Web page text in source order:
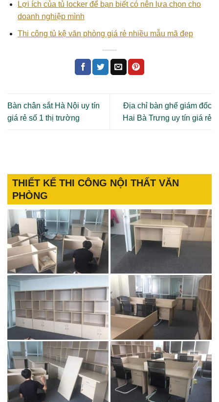
Lợi ích của tủ locker để bạn biết có nên lựa chọn cho
doanh nghiệp mình
Thi công tủ kệ văn phòng giá rẻ nhiều mẫu mã đẹp
Bàn chân sắt Hà Nội uy tín
giá rẻ số 1 thị trường
Địa chỉ bàn ghế giám đốc
Hai Bà Trưng uy tín giá rẻ
THIẾT KẾ THI CÔNG NỘI THẤT VĂN
PHÒNG